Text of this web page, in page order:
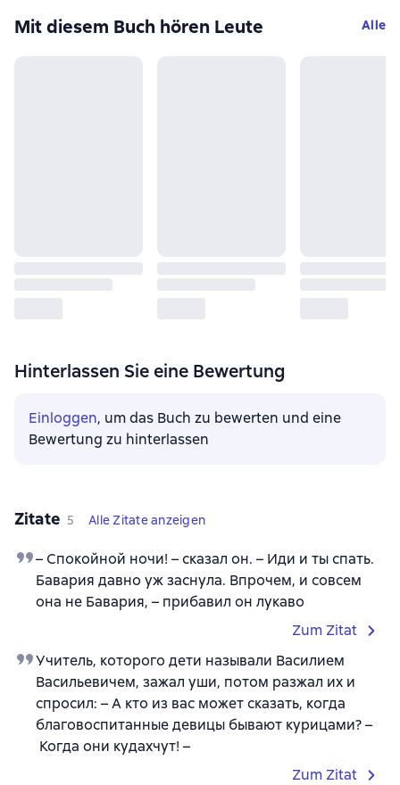
Mit diesem Buch hören Leute Alle
Hinterlassen Sie eine Bewertung
Einloggen, um das Buch zu bewerten und eine
Bewertung zu hinterlassen
Zitate 5 Alle Zitate anzeigen
– Спокойной ночи! – сказал он. – Иди и ты спать.
Бавария давно уж заснула. Впрочем, и совсем
она не Бавария, – прибавил он лукаво
Zum Zitat
Учитель, которого дети называли Василием
Васильевичем, зажал уши, потом разжал их и
спросил: – А кто из вас может сказать, когда
благовоспитанные девицы бывают курицами? –
Когда они кудахчут! –
Zum Zitat